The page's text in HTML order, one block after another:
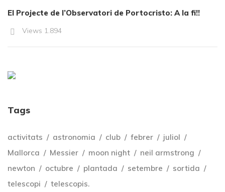
El Projecte de l’Observatori de Portocristo: A la fi!!
Views 1.894
Tags
activitats astronomia club febrer
juliol
Mallorca
Messier moon night
neil armstrong
newton
octubre plantada setembre
sortida
telescopi
telescopis.